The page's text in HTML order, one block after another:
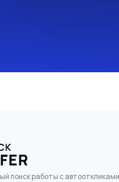
поиск работы с автооткликами